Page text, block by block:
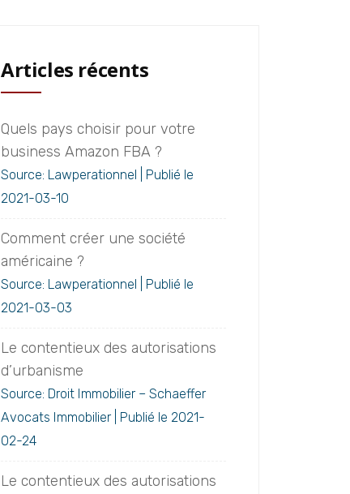
Articles récents
Quels pays choisir pour votre
business Amazon FBA ?
Source: Lawperationnel
Publié le
2021-03-10
Comment créer une société
américaine ?
Source: Lawperationnel
Publié le
2021-03-03
Le contentieux des autorisations
d’urbanisme
Source: Droit Immobilier – Schaeffer
Avocats Immobilier Publié le 2021-
02-24
Le contentieux des autorisations